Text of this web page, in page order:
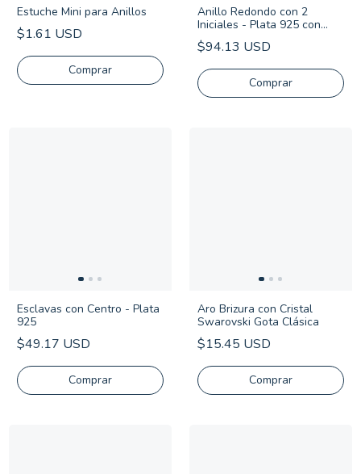
Estuche Mini para Anillos
$1.61 USD
Comprar
Anillo Redondo con 2
Iniciales - Plata 925 con
Frente de Oro
$94.13 USD
Comprar
Esclavas con Centro - Plata
925
$49.17 USD
Comprar
Aro Brizura con Cristal
Swarovski Gota Clásica
$15.45 USD